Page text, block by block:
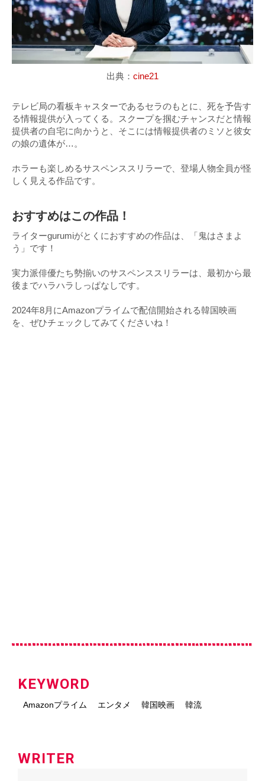
出典： cine21
テレビ局の看板キャスターであるセラのもとに、死を予告す
る情報提供が入ってくる。スクープを掴むチャンスだと情報
提供者の自宅に向かうと、そこには情報提供者のミソと彼女
の娘の遺体が…。
ホラーも楽しめるサスペンススリラーで、登場人物全員が怪
しく見える作品です。
おすすめはこの作品！
ライターgurumiがとくにおすすめの作品は、「鬼はさまよ
う」です！
実力派俳優たち勢揃いのサスペンススリラーは、最初から最
後までハラハラしっぱなしです。
2024年8月にAmazonプライムで配信開始される韓国映画
を、ぜひチェックしてみてくださいね！
KEYWORD
Amazonプライム エンタメ 韓国映画 韓流
WRITER